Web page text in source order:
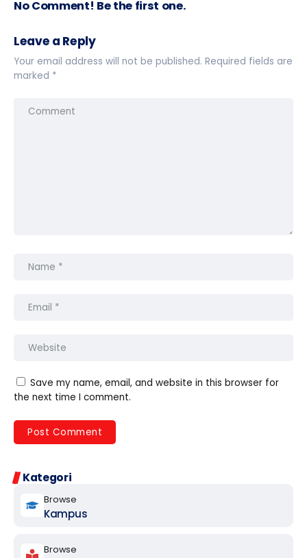
No Comment! Be the first one.
Leave a Reply
Your email address will not be published. Required fields are
marked *
Save my name, email, and website in this browser for
the next time I comment.
Kategori
Browse
Kampus
Browse